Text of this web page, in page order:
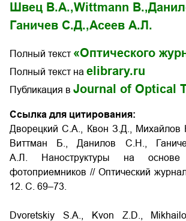
Швец В.А.,Wittmann B.,
Ганичев С.Д.,Асеев А.Л.
Полный текст «Оптического
Полный текст на elibrary.ru
Публикация в Journal of Optical
Ссылка для цитирования:
Дворецкий С.А., Квон З.Д., Михайлов
Виттман Б., Данилов С.Н.,
А.Л. Наноструктуры на
фотоприемников // Оптический
12. С. 69–73.
Dvoretskiy S.A., Kvon Z.D.,